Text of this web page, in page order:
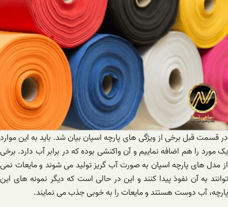
در قسمت قبل برخی از ویژگی های پارچه اسپان بیان شد. باید به این موارد
یک مورد را هم اضافه نماییم و آن واکنشی بوده که در برابر آب دارد. برخی
از مدل های پارچه اسپان به صورت آب گریز تولید می شوند و مایعات نمی
توانند به آن نفوذ پیدا کنند و این در حالی است که دیگر نمونه های این
پارچه، آب دوست هستند و مایعات را به خوبی جذب می نمایند.